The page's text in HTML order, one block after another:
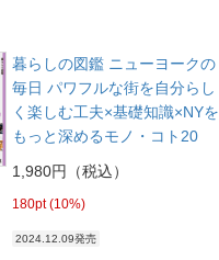
暮らしの図鑑 ニューヨークの
毎日 パワフルな街を自分らし
く楽しむ工夫×基礎知識×NYを
もっと深めるモノ・コト20
1,980円（税込）
180pt (10%)
2024.12.09発売